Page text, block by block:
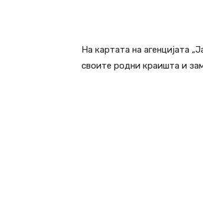
На картата на агенцијата
своите родни краишта и